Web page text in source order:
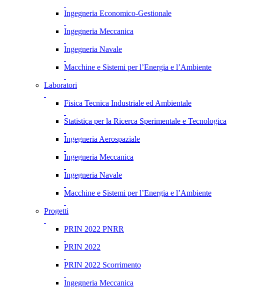
Ingegneria Economico-Gestionale
Ingegneria Meccanica
Ingegneria Navale
Macchine e Sistemi per l’Energia e l’Ambiente
Laboratori
Fisica Tecnica Industriale ed Ambientale
Statistica per la Ricerca Sperimentale e Tecnologica
Ingegneria Aerospaziale
Ingegneria Meccanica
Ingegneria Navale
Macchine e Sistemi per l’Energia e l’Ambiente
Progetti
PRIN 2022 PNRR
PRIN 2022
PRIN 2022 Scorrimento
Ingegneria Meccanica